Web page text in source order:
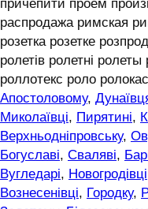
причепити проем
распродажа римская
розетка розетке
ролетів ролетні
роллотекс роло
Апостоловому,
Миколаївці, Пирятині,
Верхньодніпровську,
Богуславі, Сваляві,
Вугледарі, Новогродівці
Вознесенівці, Городку,